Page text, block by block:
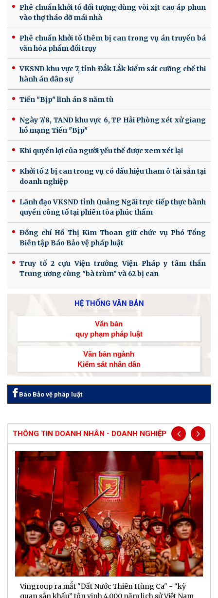
Phê chuẩn khởi tố đối tượng dùng vòi xịt cao áp phun
vào thợ tháo dỡ mái nhà
Phê chuẩn khởi tố thêm bị can trong vụ án truyền bá
văn hóa phẩm đồi trụy
VKSND khu vực 7, tỉnh Đắk Lắk kiểm sát cưỡng chế thi
hành án dân sự
Tiến "Bịp" lĩnh án 8 năm tù
Ngày 7/8, TAND khu vực 6, TP Hải Phòng xét xử giang
hồ mạng Tiến "Bịp"
Khi quyền lợi của người yếu thế được xem xét lại
Khởi tố 2 bị can trong vụ có dấu hiệu tham ô tài sản tại
doanh nghiệp
Lãnh đạo VKSND tỉnh Quảng Ngãi trực tiếp thực hành
quyền công tố tại phiên tòa phúc thẩm
Đồng chí Hồ Thị Kim Thoan giữ chức vụ Phó Tổng
Biên tập Báo Bảo vệ pháp luật
Truy tố 2 cựu Viện trưởng Viện Pháp y tâm thần
Trung ương cùng "bà trùm” và 62 bị can
HỆ THỐNG VĂN BẢN
Văn bản
quy phạm pháp luật
Văn bản ngành
Kiểm sát nhân dân
Báo Bảo vệ pháp luật
THÔNG TIN DOANH NHÂN - DOANH NGHIỆP
Vingroup ra mắt "Đất Nước Thiên Hùng Ca" - “kỳ
quan sân khấu” tôn vinh 4.000 năm lịch sử Việt Nam